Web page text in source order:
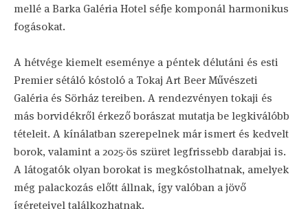
mellé a Barka Galéria Hotel séfje komponál harmonikus
fogásokat.
A hétvége kiemelt eseménye a péntek délutáni és esti
Premier sétáló kóstoló a Tokaj Art Beer Művészeti
Galéria és Sörház tereiben. A rendezvényen tokaji és
más borvidékről érkező borászat mutatja be legkiválóbb
tételeit. A kínálatban szerepelnek már ismert és kedvelt
borok, valamint a 2025-ös szüret legfrissebb darabjai is.
A látogatók olyan borokat is megkóstolhatnak, amelyek
még palackozás előtt állnak, így valóban a jövő
ígéreteivel találkozhatnak.